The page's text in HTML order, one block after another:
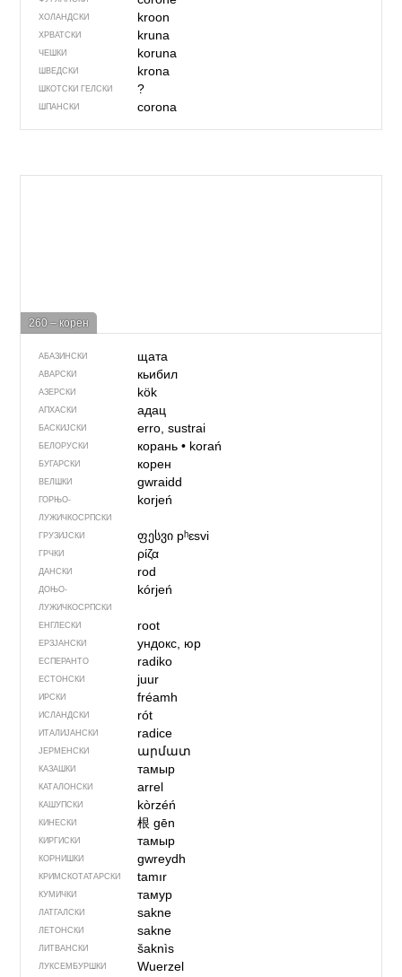
ХОЛАНДСКИ kroon
ХРВАТСКИ kruna
ЧЕШКИ koruna
ШВЕДСКИ krona
ШКОТСКИ ГЕЛСКИ ?
ШПАНСКИ corona
260 – корен
АБАЗИНСКИ щата
АВАРСКИ кьибил
АЗЕРСКИ kök
АПХАСКИ адац
БАСКИЈСКИ erro, sustrai
БЕЛОРУСКИ корань• korań
БУГАРСКИ корен
ВЕЛШКИ gwraidd
ГОРЊО­
ЛУЖИЧКОСРПСКИ
korjeń
ГРУЗИЈСКИ ფესვი pʰɛsvi
ГРЧКИ ρίζα
ДАНСКИ rod
ДОЊО­
ЛУЖИЧКОСРПСКИ
kórjeń
ЕНГЛЕСКИ root
ЕРЗЈАНСКИ ундокс, юр
ЕСПЕРАНТО radiko
ЕСТОНСКИ juur
ИРСКИ fréamh
ИСЛАНДСКИ rót
ИТАЛИЈАНСКИ radice
ЈЕРМЕНСКИ արմատ
КАЗАШКИ тамыр
КАТАЛОНСКИ arrel
КАШУПСКИ kòrzéń
КИНЕСКИ 根gēn
КИРГИСКИ тамыр
КОРНИШКИ gwreydh
КРИМСКОТАТАРСКИ tamır
КУМИЧКИ тамур
ЛАТГАЛСКИ sakne
ЛЕТОНСКИ sakne
ЛИТВАНСКИ šaknìs
ЛУКСЕМБУРШКИ Wuerzel